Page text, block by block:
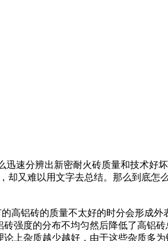
速分辨出新密耐火砖质量和技术好
又难以用文字去总结。那么到底
高铝砖的质量不太好的时分会形成
强度的分布不均匀然后降低了高铝
上杂质越少越好，由于这些杂质多